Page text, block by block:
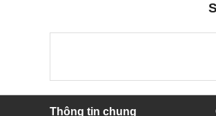
Thông tin chung